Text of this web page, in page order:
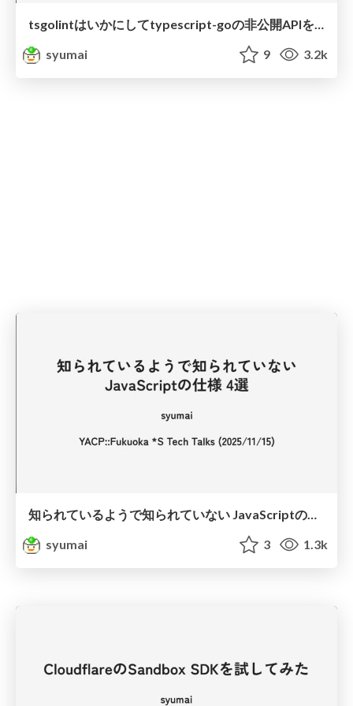
tsgolintはいかにしてtypescript-goの非公開APIを呼び出しているのか
syumai
9 3.2k
知られているようで知られていない JavaScriptの仕様 4選
syumai
3 1.3k